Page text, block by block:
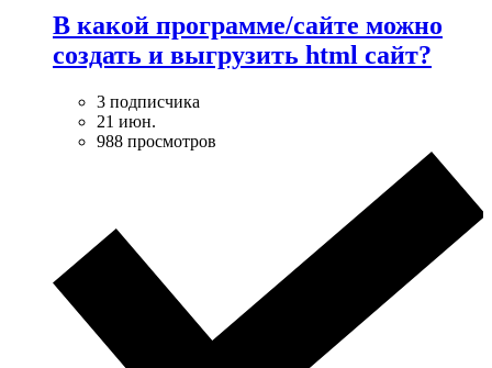
В какой программе/сайте можно
создать и выгрузить html сайт?
3 подписчика
21 июн.
988 просмотров